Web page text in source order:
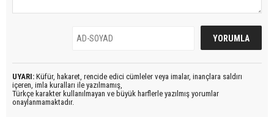
UYARI: Küfür, hakaret, rencide edici cümleler veya imalar, inançlara saldırı
içeren, imla kuralları ile yazılmamış,
Türkçe karakter kullanılmayan ve büyük harflerle yazılmış yorumlar
onaylanmamaktadır.